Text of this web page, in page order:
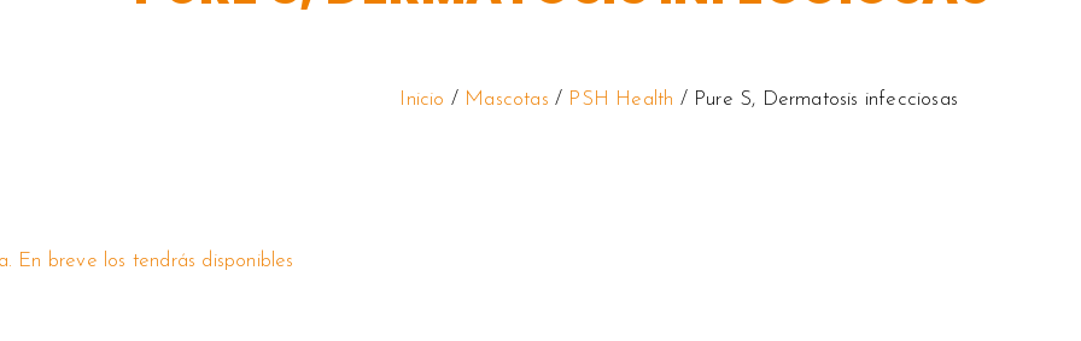
Inicio / Mascotas / PSH Health / Pure S, Dermatosis infecciosas
En breve los tendrás disponibles